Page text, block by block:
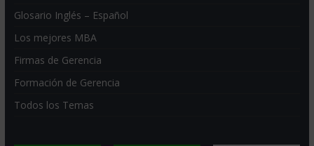
Glosario Inglés – Español
Los mejores MBA
Firmas de Gerencia
Formación de Gerencia
Todos los Temas